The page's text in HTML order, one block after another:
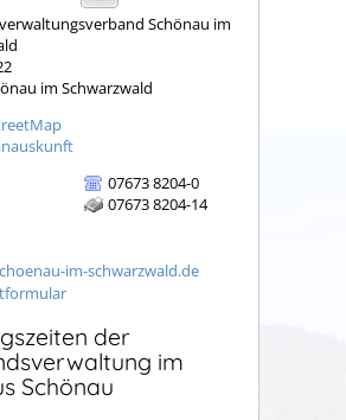
Schönau im
im Schwarzwald
07673 8204-0
07673 8204-14
im-schwarzwald.de
der
im
Schönau